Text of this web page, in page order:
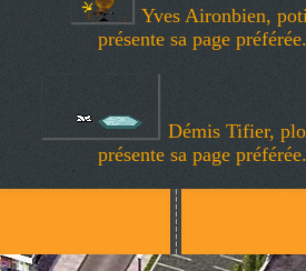
Yves Aironbien,
présente sa page
Démis Tifier,
présente sa page